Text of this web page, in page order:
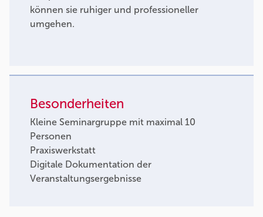
können sie ruhiger und professioneller
umgehen.
Besonderheiten
Kleine Seminargruppe mit maximal 10
Personen
Praxiswerkstatt
Digitale Dokumentation der
Veranstaltungsergebnisse